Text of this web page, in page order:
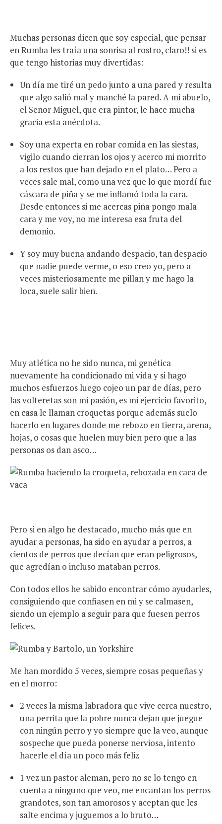
Muchas personas dicen que soy especial, que pensar
en Rumba les traía una sonrisa al rostro, claro!! si es
que tengo historias muy divertidas:
Un día me tiré un pedo junto a una pared y resulta
que algo salió mal y manché la pared. A mi abuelo,
el Señor Miguel, que era pintor, le hace mucha
gracia esta anécdota.
Soy una experta en robar comida en las siestas,
vigilo cuando cierran los ojos y acerco mi morrito
a los restos que han dejado en el plato… Pero a
veces sale mal, como una vez que lo que mordí fue
cáscara de piña y se me inflamó toda la cara.
Desde entonces si me acercas piña pongo mala
cara y me voy, no me interesa esa fruta del
demonio.
Y soy muy buena andando despacio, tan despacio
que nadie puede verme, o eso creo yo, pero a
veces misteriosamente me pillan y me hago la
loca, suele salir bien.
Muy atlética no he sido nunca, mi genética
nuevamente ha condicionado mi vida y si hago
muchos esfuerzos luego cojeo un par de días, pero
las volteretas son mi pasión, es mi ejercicio favorito,
en casa le llaman croquetas porque además suelo
hacerlo en lugares donde me rebozo en tierra, arena,
hojas, o cosas que huelen muy bien pero que a las
personas os dan asco…
Pero si en algo he destacado, mucho más que en
ayudar a personas, ha sido en ayudar a perros, a
cientos de perros que decían que eran peligrosos,
que agredían o incluso mataban perros.
Con todos ellos he sabido encontrar cómo ayudarles,
consiguiendo que confiasen en mi y se calmasen,
siendo un ejemplo a seguir para que fuesen perros
felices.
Me han mordido 5 veces, siempre cosas pequeñas y
en el morro:
2 veces la misma labradora que vive cerca nuestro,
una perrita que la pobre nunca dejan que juegue
con ningún perro y yo siempre que la veo, aunque
sospeche que pueda ponerse nerviosa, intento
hacerle el día un poco más feliz
1 vez un pastor aleman, pero no se lo tengo en
cuenta a ninguno que veo, me encantan los perros
grandotes, son tan amorosos y aceptan que les
salte encima y juguemos a lo bruto…